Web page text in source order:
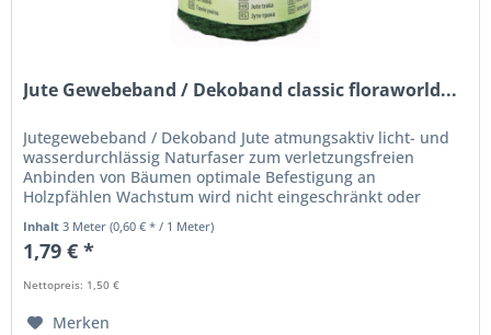
Jute Gewebeband / Dekoband classic floraworld...
Jutegewebeband / Dekoband Jute atmungsaktiv licht- und
wasserdurchlässig Naturfaser zum verletzungsfreien
Anbinden von Bäumen optimale Befestigung an
Holzpfählen Wachstum wird nicht eingeschränkt oder
Inhalt3 Meter(0,60 € * / 1 Meter)
1,79 € *
Nettopreis: 1,50 €
Merken